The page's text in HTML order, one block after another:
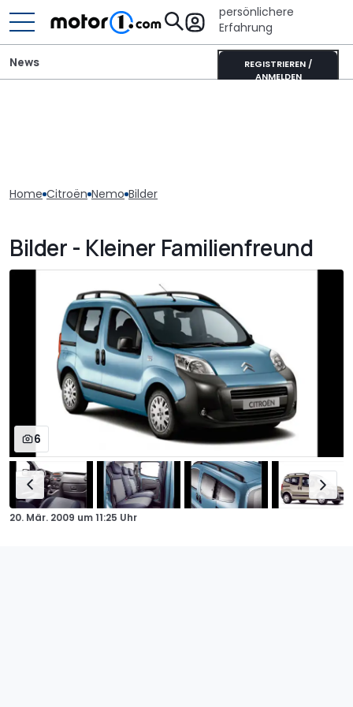
persönlichere
Erfahrung
REGISTRIEREN /
ANMELDEN
News
Home Citroën Nemo Bilder
Bilder - Kleiner Familienfreund
6
20. Mär. 2009 um11:25 Uhr